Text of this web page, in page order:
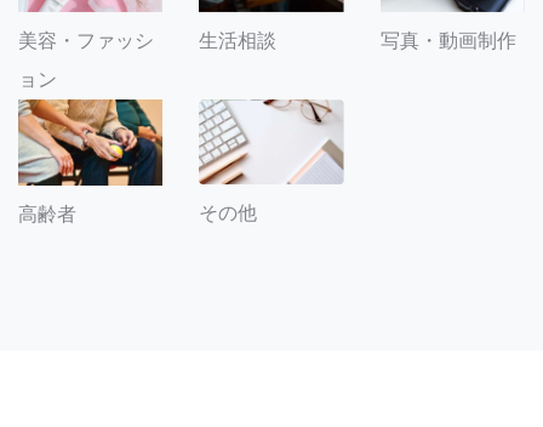
美容・ファッシ
ョン
生活相談 写真・動画制作
高齢者 その他